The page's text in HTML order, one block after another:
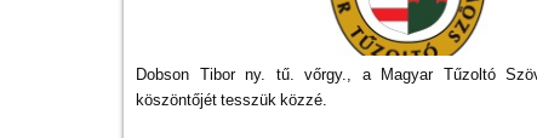
Dobson Tibor ny. tű. vőrgy., a Magyar Tűzoltó
köszöntőjét tesszük közzé.